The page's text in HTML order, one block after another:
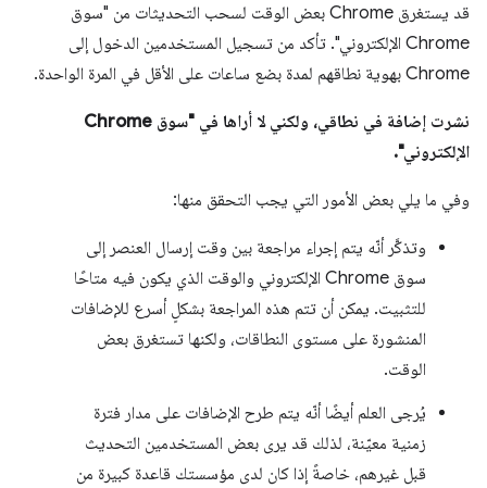
قد يستغرق Chrome بعض الوقت لسحب التحديثات من "سوق
Chrome الإلكتروني". تأكد من تسجيل المستخدمين الدخول إلى
Chrome بهوية نطاقهم لمدة بضع ساعات على الأقل في المرة الواحدة.
نشرت إضافة في نطاقي، ولكني لا أراها في "سوق Chrome
الإلكتروني".
وفي ما يلي بعض الأمور التي يجب التحقق منها:
وتذكَّر أنّه يتم إجراء مراجعة بين وقت إرسال العنصر إلى
سوق Chrome الإلكتروني والوقت الذي يكون فيه متاحًا
للتثبيت. يمكن أن تتم هذه المراجعة بشكلٍ أسرع للإضافات
المنشورة على مستوى النطاقات، ولكنها تستغرق بعض
الوقت.
يُرجى العلم أيضًا أنّه يتم طرح الإضافات على مدار فترة
زمنية معيّنة، لذلك قد يرى بعض المستخدمين التحديث
قبل غيرهم، خاصةً إذا كان لدى مؤسستك قاعدة كبيرة من